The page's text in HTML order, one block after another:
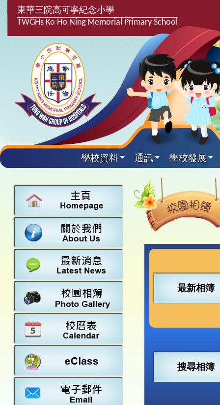
東華三院高可寧紀念小學
TWGHs Ko Ho Ning Memorial Primary School
學校資料 通訊 學校發展
關於
學校資料
校長的話
行政架構
學校設施
學校
最新消息
學校發
計劃,報告及
主要
中文
英文
常識
學生
學生支援組
言語能力提
興趣及
課後興趣班
校隊活動
學生得
25-26得獎
24-25得獎
22-23得獎
20-21得獎
校園
校園相簿
校園電台
學校附
家長教師會
校友會